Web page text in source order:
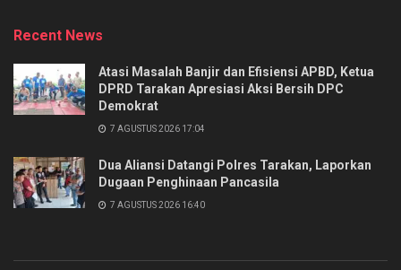
Recent News
Atasi Masalah Banjir dan Efisiensi APBD, Ketua
DPRD Tarakan Apresiasi Aksi Bersih DPC
Demokrat
7 AGUSTUS 2026 17:04
Dua Aliansi Datangi Polres Tarakan, Laporkan
Dugaan Penghinaan Pancasila
7 AGUSTUS 2026 16:40